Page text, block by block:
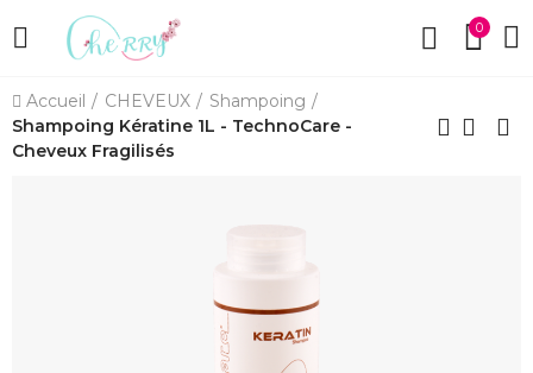
0
Accueil CHEVEUX
Shampoing
Shampoing Kératine 1L - TechnoCare -
Cheveux Fragilisés